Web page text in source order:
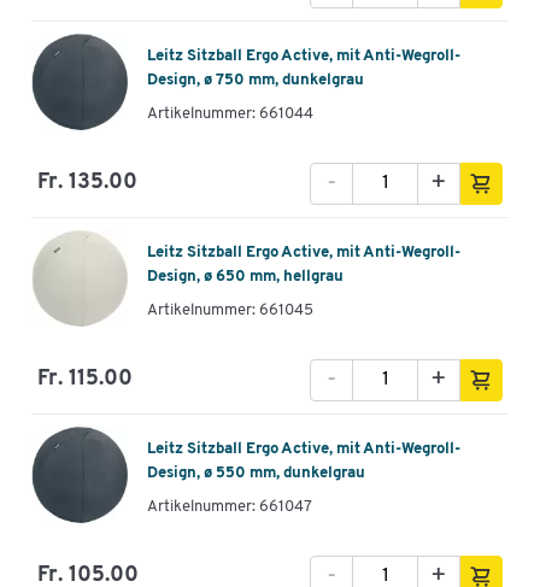
Leitz Sitzball Ergo Active, mit Anti-Wegroll-
Design, ø 750 mm, dunkelgrau
Artikelnummer: 661044
Fr. 135.00 +
-
Leitz Sitzball Ergo Active, mit Anti-Wegroll-
Design, ø 650 mm, hellgrau
Artikelnummer: 661045
Fr. 115.00 +
-
Leitz Sitzball Ergo Active, mit Anti-Wegroll-
Design, ø 550 mm, dunkelgrau
Artikelnummer: 661047
Fr. 105.00 +
-